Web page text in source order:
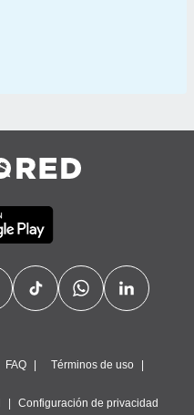
FAQ Términos de uso
Configuración de privacidad